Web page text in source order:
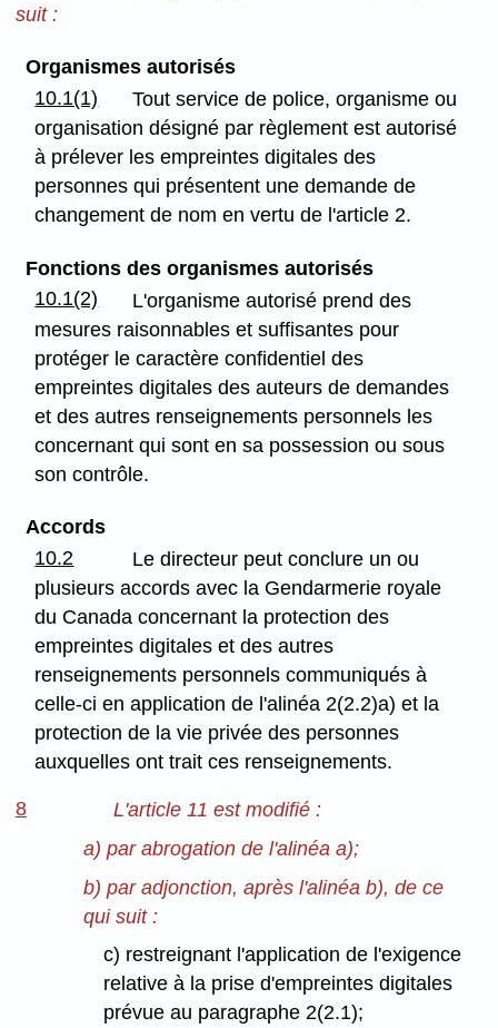
suit :
Organismes autorisés
10.1(1)
Tout service de police, organisme ou
organisation désigné par règlement est autorisé
à prélever les empreintes digitales des
personnes qui présentent une demande de
changement de nom en vertu de l'article 2.
Fonctions des organismes autorisés
10.1(2)
L'organisme autorisé prend des
mesures raisonnables et suffisantes pour
protéger le caractère confidentiel des
empreintes digitales des auteurs de demandes
et des autres renseignements personnels les
concernant qui sont en sa possession ou sous
son contrôle.
Accords
10.2
Le directeur peut conclure un ou
plusieurs accords avec la Gendarmerie royale
du Canada concernant la protection des
empreintes digitales et des autres
renseignements personnels communiqués à
celle-ci en application de l'alinéa 2(2.2)a) et la
protection de la vie privée des personnes
auxquelles ont trait ces renseignements.
8
L'article 11 est modifié :
a) par abrogation de l'alinéa a);
b) par adjonction, après l'alinéa b), de ce
qui suit :
c) restreignant l'application de l'exigence
relative à la prise d'empreintes digitales
prévue au paragraphe 2(2.1);